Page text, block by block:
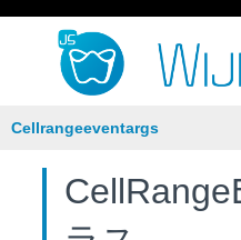
Cellrangeeventargs